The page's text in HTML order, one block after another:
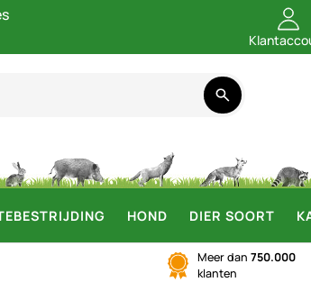
HOND DIER SOORT
Meer dan750.000
klanten